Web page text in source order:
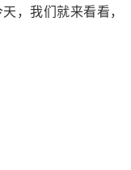
，我们就来看看，